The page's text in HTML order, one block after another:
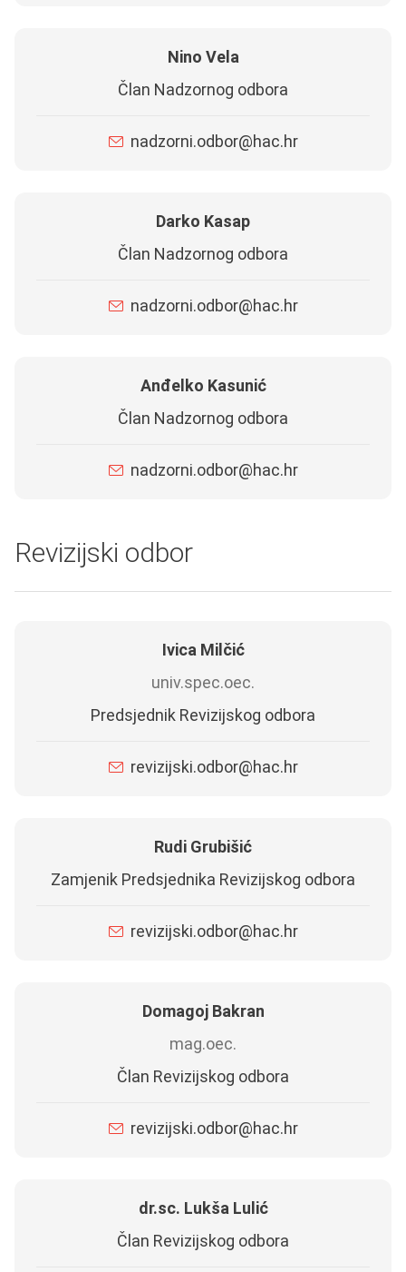
Nino Vela
Član Nadzornog odbora
nadzorni.odbor@hac.hr
Darko Kasap
Član Nadzornog odbora
nadzorni.odbor@hac.hr
Anđelko Kasunić
Član Nadzornog odbora
nadzorni.odbor@hac.hr
Revizijski odbor
Ivica Milčić
univ.spec.oec.
Predsjednik Revizijskog odbora
revizijski.odbor@hac.hr
Rudi Grubišić
Zamjenik Predsjednika Revizijskog odbora
revizijski.odbor@hac.hr
Domagoj Bakran
mag.oec.
Član Revizijskog odbora
revizijski.odbor@hac.hr
dr.sc. Lukša Lulić
Član Revizijskog odbora